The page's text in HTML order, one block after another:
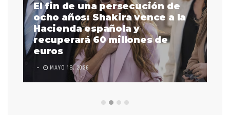
El fin de una persecución de
ocho años: Shakira vence a la
Hacienda española y
recuperará 60 millones de
euros
MAYO 18, 2026